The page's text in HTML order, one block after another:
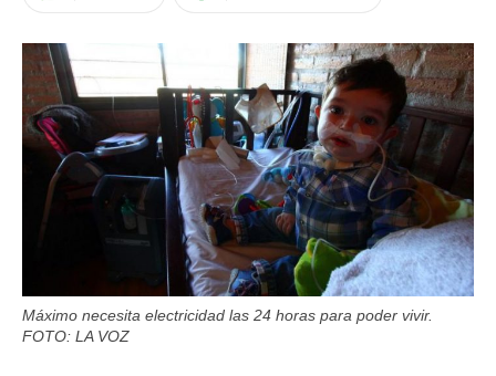
Máximo necesita electricidad las 24 horas para poder vivir.
FOTO: LA VOZ